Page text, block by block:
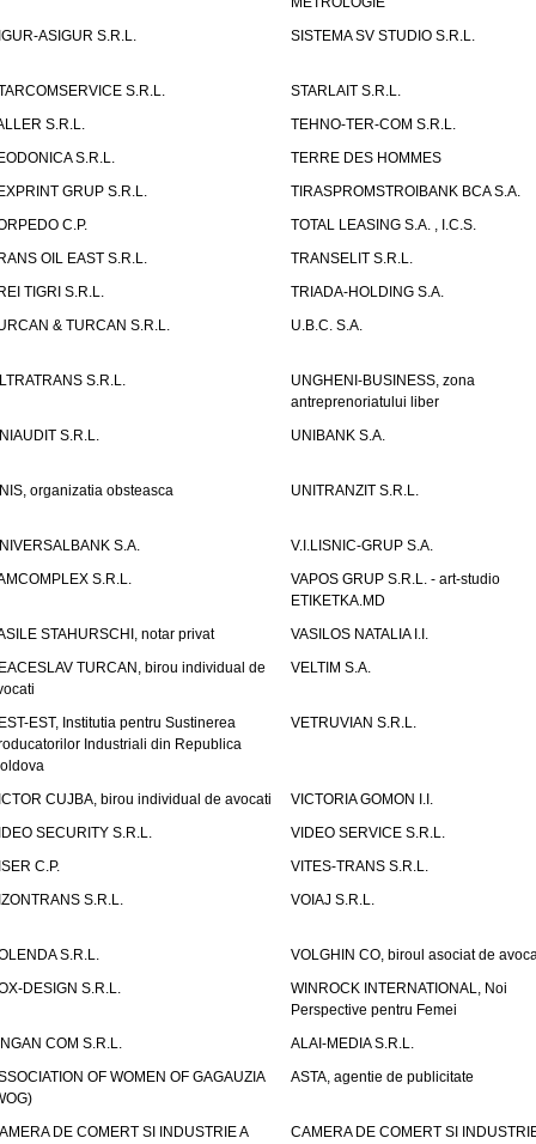
ASIGUR S.R.L.
SISTEMA SV STUDIO S.R.L.
S.R.L.
STARLAIT S.R.L.
S.R.L.
TEHNO-TER-COM S.R.L.
S.R.L.
TERRE DES HOMMES
GRUP S.R.L.
TIRASPROMSTROIBANK BCA S.A.
C.P.
TOTAL LEASING S.A. , I.C.S.
OIL EAST S.R.L.
TRANSELIT S.R.L.
TIGRI S.R.L.
TRIADA-HOLDING S.A.
& TURCAN S.R.L.
U.B.C. S.A.
S.R.L.
UNGHENI-BUSINESS, zona
antreprenoriatului liber
S.R.L.
UNIBANK S.A.
organizatia obsteasca UNITRANZIT S.R.L.
S.A.
V.I.LISNIC-GRUP S.A.
S.R.L.
VAPOS GRUP S.R.L. - art-studio
ETIKETKA.MD
STAHURSCHI, notar privat
VASILOS NATALIA I.I.
TURCAN, birou individual de
VELTIM S.A.
EST, Institutia pentru Sustinerea
Industriali din Republica
VETRUVIAN S.R.L.
CUJBA, birou individual de avocati
VICTORIA GOMON I.I.
SECURITY S.R.L.
VIDEO SERVICE S.R.L.
C.P.
VITES-TRANS S.R.L.
S.R.L.
VOIAJ S.R.L.
S.R.L.
VOLGHIN CO, biroul asociat de
DESIGN S.R.L.
WINROCK INTERNATIONAL, Noi
Perspective pentru Femei
COM S.R.L.
ALAI-MEDIA S.R.L.
OF WOMEN OF GAGAUZIA
ASTA, agentie de publicitate
DE COMERT SI INDUSTRIE A
CAMERA DE COMERT SI